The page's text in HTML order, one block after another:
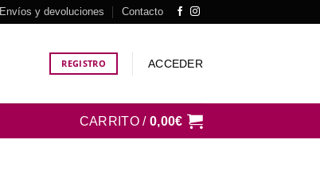
Envíos y devoluciones Contacto
REGISTRO ACCEDER
CARRITO /0,00€